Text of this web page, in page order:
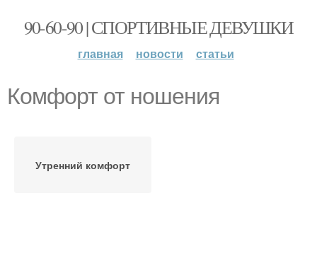
90-60-90 | СПОРТИВНЫЕ ДЕВУШКИ
главная новости статьи
Комфорт от ношения
Утренний комфорт